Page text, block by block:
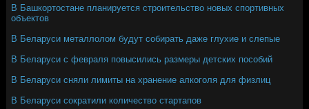
В Башкортостане планируется строительство новых спортивных
объектов
В Беларуси металлолом будут собирать даже глухие и слепые
В Беларуси с февраля повысились размеры детских пособий
В Беларуси сняли лимиты на хранение алкоголя для физлиц
В Беларуси сократили количество стартапов